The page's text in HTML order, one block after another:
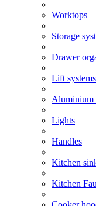
Worktops
Storage
Drawer
Lift systems
Aluminium
Lights
Handles
Kitchen
Kitchen